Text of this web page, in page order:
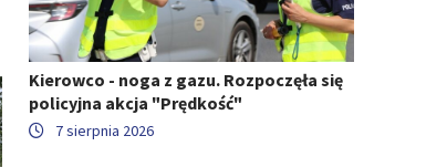
Kierowco - noga z gazu. Rozpoczęła się
policyjna akcja "Prędkość"
7 sierpnia 2026